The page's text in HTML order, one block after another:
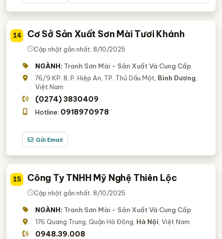
14 Cơ Sở Sản Xuất Sơn Mài Tươi Khánh
Cập nhật gần nhất: 8/10/2025
NGÀNH: Tranh Sơn Mài - Sản Xuất Và Cung Cấp
76/9 KP. 8, P. Hiệp An, TP. Thủ Dầu Một, Bình Dương
Việt Nam
(0274) 3830409
Hotline: 0918970978
Gửi Email
15 Công Ty TNHH Mỹ Nghệ Thiên Lộc
Cập nhật gần nhất: 8/10/2025
NGÀNH: Tranh Sơn Mài - Sản Xuất Và Cung Cấp
176 Quang Trung, Quận Hà Đông, Hà Nội , Việt Nam
0948.39.008